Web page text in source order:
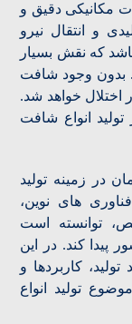
مکانیکی دقیق و
و انتقال نیرو
که نقش بسیار
بدون وجود شافت
اختلال خواهد شد.
انواع شافت
در زمینه تولید
های نوین،
توانسته است
پیدا کند. در این
کاربردها و
تولید انواع